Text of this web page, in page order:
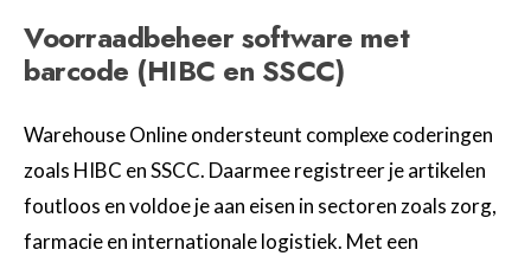
Voorraadbeheer software met
barcode (HIBC en SSCC)
Warehouse Online ondersteunt complexe coderingen
zoals HIBC en SSCC. Daarmee registreer je artikelen
foutloos en voldoe je aan eisen in sectoren zoals zorg,
farmacie en internationale logistiek. Met een